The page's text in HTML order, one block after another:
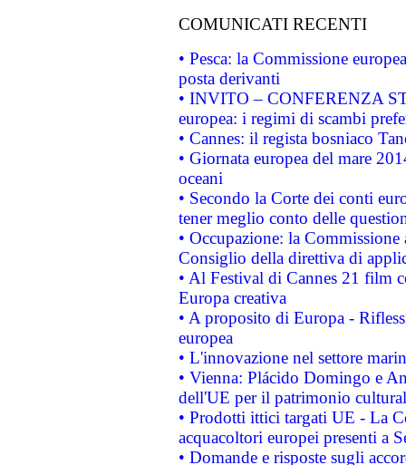
COMUNICATI RECENTI
• Pesca: la Commissione
posta derivanti
• INVITO – CONFERENZA
europea: i regimi di scambi
• Cannes: il regista bosniaco
• Giornata europea del mare
oceani
• Secondo la Corte dei conti
tener meglio conto delle
• Occupazione: la
Consiglio della direttiva di
• Al Festival di Cannes 21 film
Europa creativa
• A proposito di Europa -
europea
• L'innovazione nel settore
• Vienna: Plácido Domingo e
dell'UE per il patrimonio
• Prodotti ittici targati UE - La
acquacoltori europei presenti a
• Domande e risposte sugli